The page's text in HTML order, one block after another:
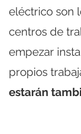
eléctrico son
centros de
empezar
propios
estarán